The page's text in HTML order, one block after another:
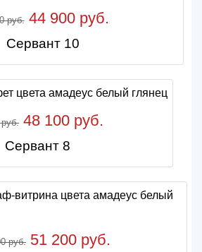
руб.44 900 руб.
Сервант 10
48 100 руб.
Сервант 8
руб. 51 200 руб.